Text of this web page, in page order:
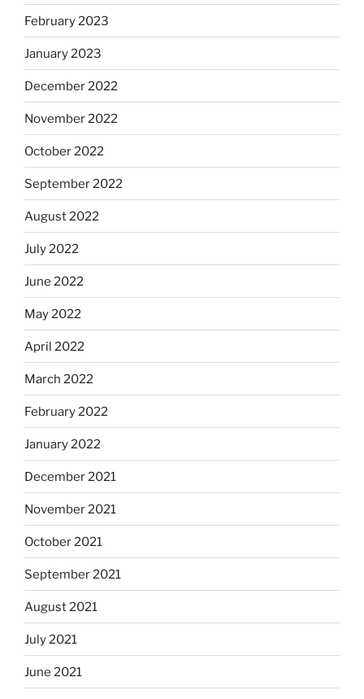
February 2023
January 2023
December 2022
November 2022
October 2022
September 2022
August 2022
July 2022
June 2022
May 2022
April 2022
March 2022
February 2022
January 2022
December 2021
November 2021
October 2021
September 2021
August 2021
July 2021
June 2021